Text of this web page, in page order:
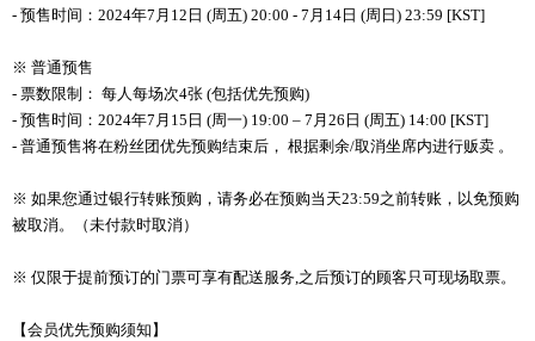
- 预售时间：2024年7月12日 (周五) 20:00 - 7月14日 (周日) 23:59 [KST]
※ 普通预售
- 票数限制： 每人每场次4张 (包括优先预购)
- 预售时间：2024年7月15日 (周一) 19:00 – 7月26日 (周五) 14:00 [KST]
- 普通预售将在粉丝团优先预购结束后， 根据剩余/取消坐席内进行贩卖 。
※ 如果您通过银行转账预购，请务必在预购当天23:59之前转账，以免预购
被取消。（未付款时取消）
※ 仅限于提前预订的门票可享有配送服务,之后预订的顾客只可现场取票。
【会员优先预购须知】